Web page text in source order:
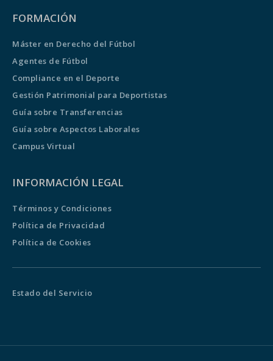
FORMACIÓN
Máster en Derecho del Fútbol
Agentes de Fútbol
Compliance en el Deporte
Gestión Patrimonial para Deportistas
Guía sobre Transferencias
Guía sobre Aspectos Laborales
Campus Virtual
INFORMACIÓN LEGAL
Términos y Condiciones
Política de Privacidad
Política de Cookies
Estado del Servicio